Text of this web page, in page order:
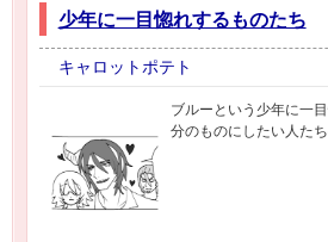
少年に一目惚れするものたち
キャロットポテト
ブルーという少年に一
分のものにしたい人たち